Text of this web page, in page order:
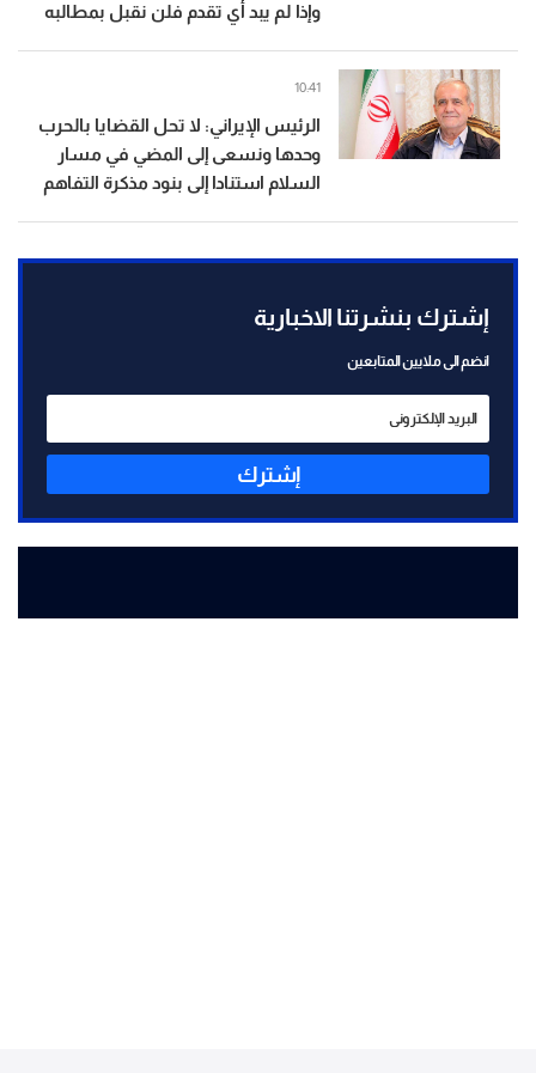
وإذا لم يبد أي تقدم فلن نقبل بمطالبه
الرئيس الإيراني: لا تحل القضايا بالحرب
وحدها ونسعى إلى المضي في مسار
السلام استنادا إلى بنود مذكرة التفاهم
10:41
إشترك بنشرتنا الاخبارية
انضم الى ملايين المتابعين
إشترك